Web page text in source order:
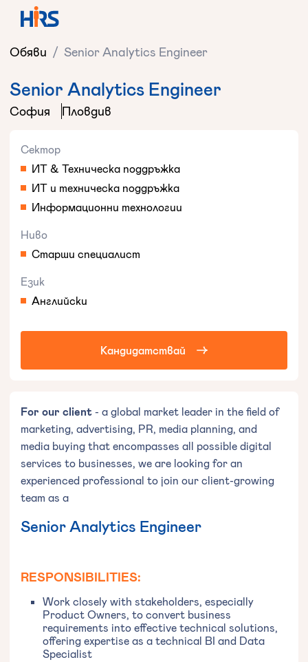
Обяви / Senior Analytics Engineer
Senior Analytics Engineer
София Пловдив
Сектор
ИТ & Техническа поддръжка
ИТ и техническа поддръжка
Информационни технологии
Ниво
Старши специалист
Език
Английски
Кандидатствай
For our client - a global market leader in the field of
marketing, advertising, PR, media planning, and
media buying that encompasses all possible digital
services to businesses, we are looking for an
experienced professional to join our client-growing
team as a
Senior Analytics Engineer
RESPONSIBILITIES:
Work closely with stakeholders, especially
Product Owners, to convert business
requirements into effective technical solutions,
offering expertise as a technical BI and Data
Specialist